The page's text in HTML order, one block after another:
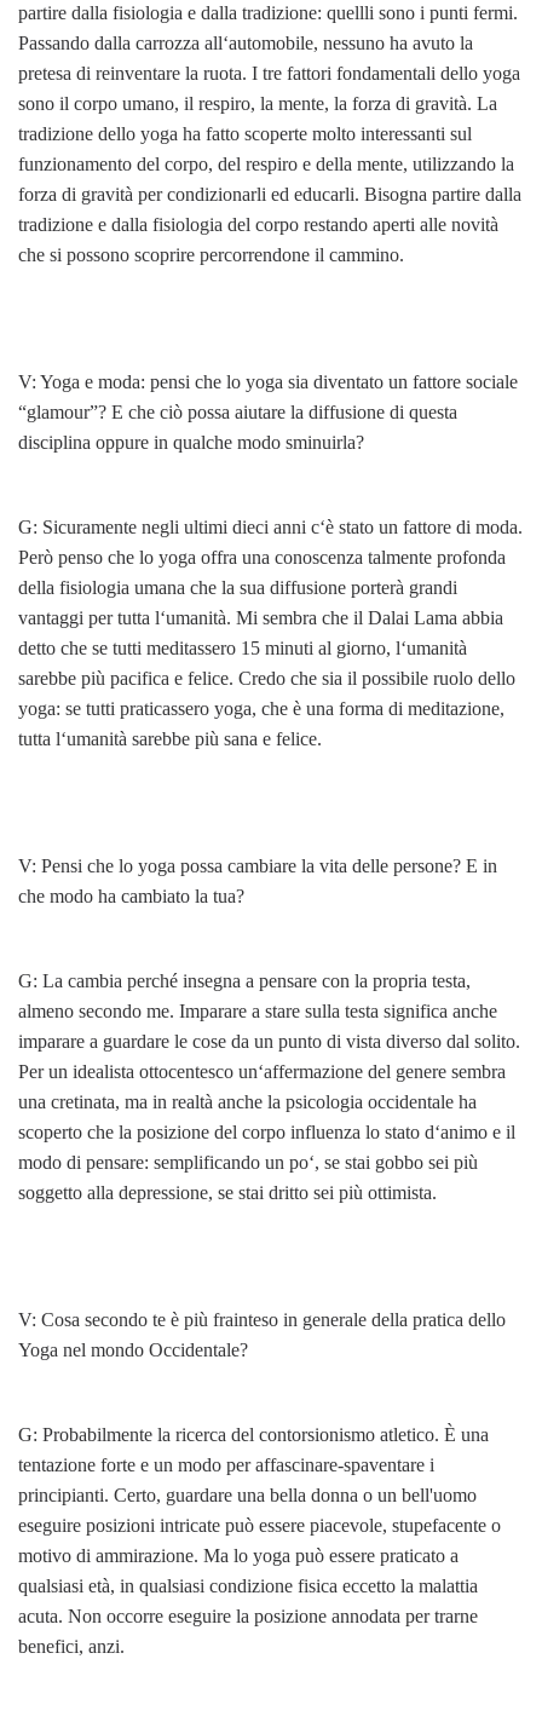
partire dalla fisiologia e dalla tradizione: quellli sono i punti fermi.
Passando dalla carrozza all‘automobile, nessuno ha avuto la
pretesa di reinventare la ruota. I tre fattori fondamentali dello yoga
sono il corpo umano, il respiro, la mente, la forza di gravità. La
tradizione dello yoga ha fatto scoperte molto interessanti sul
funzionamento del corpo, del respiro e della mente, utilizzando la
forza di gravità per condizionarli ed educarli. Bisogna partire dalla
tradizione e dalla fisiologia del corpo restando aperti alle novità
che si possono scoprire percorrendone il cammino.
V: Yoga e moda: pensi che lo yoga sia diventato un fattore sociale
“glamour”? E che ciò possa aiutare la diffusione di questa
disciplina oppure in qualche modo sminuirla?
G: Sicuramente negli ultimi dieci anni c‘è stato un fattore di moda.
Però penso che lo yoga offra una conoscenza talmente profonda
della fisiologia umana che la sua diffusione porterà grandi
vantaggi per tutta l‘umanità. Mi sembra che il Dalai Lama abbia
detto che se tutti meditassero 15 minuti al giorno, l‘umanità
sarebbe più pacifica e felice. Credo che sia il possibile ruolo dello
yoga: se tutti praticassero yoga, che è una forma di meditazione,
tutta l‘umanità sarebbe più sana e felice.
V: Pensi che lo yoga possa cambiare la vita delle persone? E in
che modo ha cambiato la tua?
G: La cambia perché insegna a pensare con la propria testa,
almeno secondo me. Imparare a stare sulla testa significa anche
imparare a guardare le cose da un punto di vista diverso dal solito.
Per un idealista ottocentesco un‘affermazione del genere sembra
una cretinata, ma in realtà anche la psicologia occidentale ha
scoperto che la posizione del corpo influenza lo stato d‘animo e il
modo di pensare: semplificando un po‘, se stai gobbo sei più
soggetto alla depressione, se stai dritto sei più ottimista.
V: Cosa secondo te è più frainteso in generale della pratica dello
Yoga nel mondo Occidentale?
G: Probabilmente la ricerca del contorsionismo atletico. È una
tentazione forte e un modo per affascinare-spaventare i
principianti. Certo, guardare una bella donna o un bell'uomo
eseguire posizioni intricate può essere piacevole, stupefacente o
motivo di ammirazione. Ma lo yoga può essere praticato a
qualsiasi età, in qualsiasi condizione fisica eccetto la malattia
acuta. Non occorre eseguire la posizione annodata per trarne
benefici, anzi.